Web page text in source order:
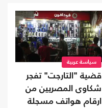
سياسة عربية
قضية "التارجت" تفجر
شكاوى المصريين من
ارقام هواتف مسجلة